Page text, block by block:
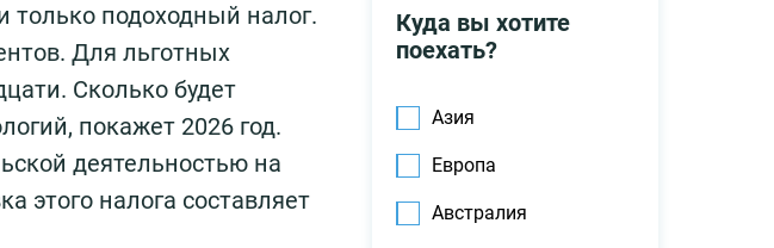
подоходный налог.
Для льготных
Сколько будет
покажет 2026 год.
деятельностью на
этого налога составляет
Куда вы хотите
поехать?
Азия
Европа
Австралия